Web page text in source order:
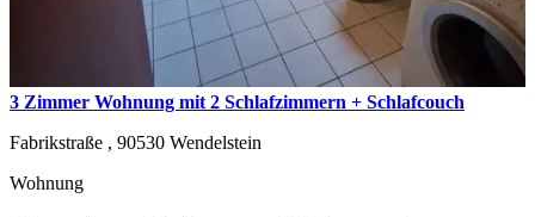
3 Zimmer Wohnung mit 2 Schlafzimmern + Schlafcouch
Fabrikstraße , 90530 Wendelstein
Wohnung